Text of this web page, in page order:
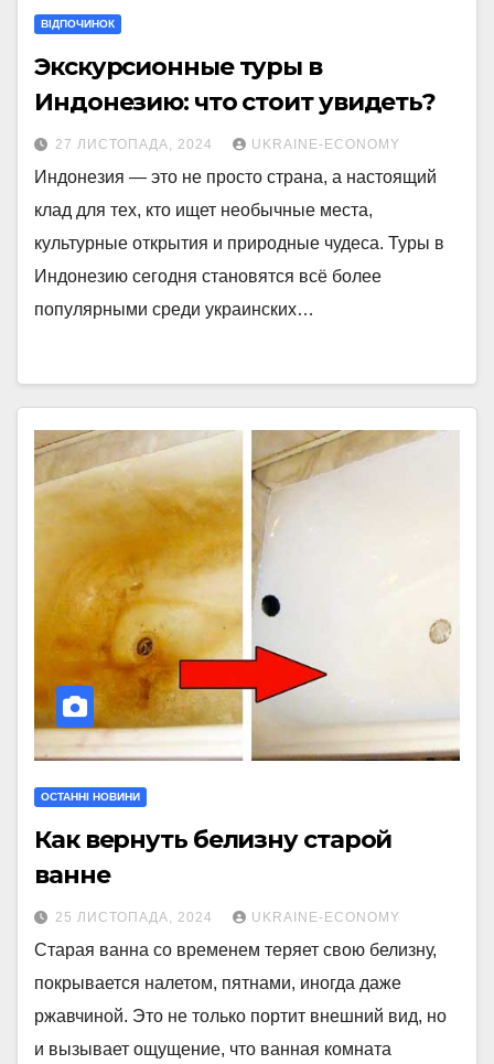
ВІДПОЧИНОК
Экскурсионные туры в
Индонезию: что стоит увидеть?
27 ЛИСТОПАДА, 2024 UKRAINE-ECONOMY
Индонезия — это не просто страна, а настоящий
клад для тех, кто ищет необычные места,
культурные открытия и природные чудеса. Туры в
Индонезию сегодня становятся всё более
популярными среди украинских…
ОСТАННІ НОВИНИ
Как вернуть белизну старой
ванне
25 ЛИСТОПАДА, 2024 UKRAINE-ECONOMY
Старая ванна со временем теряет свою белизну,
покрывается налетом, пятнами, иногда даже
ржавчиной. Это не только портит внешний вид, но
и вызывает ощущение, что ванная комната